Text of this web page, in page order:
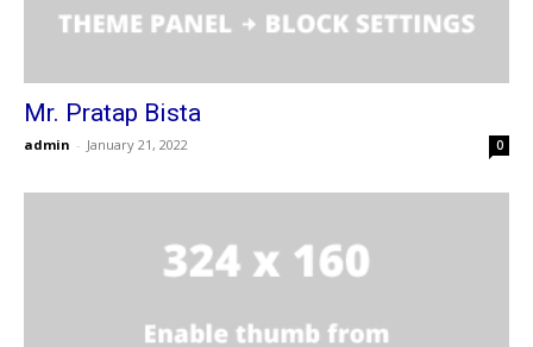
Mr. Pratap Bista
admin - January 21, 2022 0